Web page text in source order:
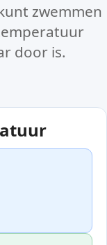
zwemmen
door is.